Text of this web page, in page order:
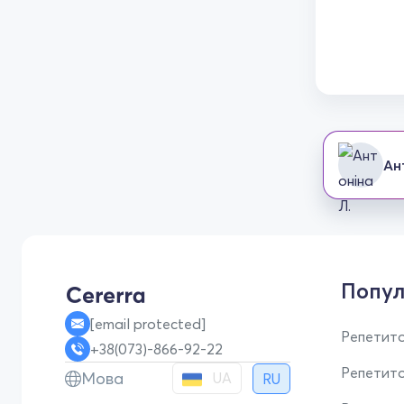
[email protected]
+38(073)-866-92-22
Мова UA RU